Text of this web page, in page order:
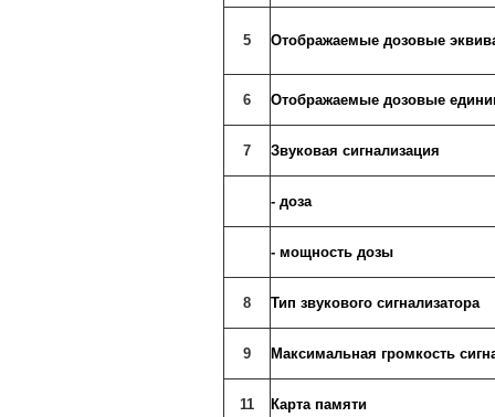
5 Отображаемые дозовые
6 Отображаемые дозовые
7 Звуковая сигнализация
- доза
- мощность дозы
8 Тип звукового сигнализатора
9 Максимальная громкость
11 Карта памяти